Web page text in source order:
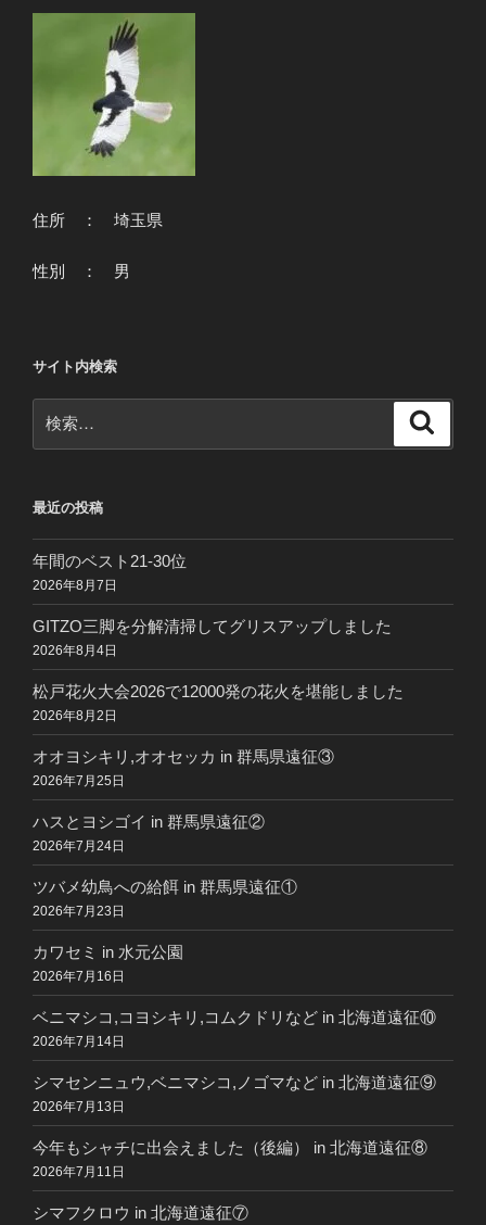
住所 ： 埼玉県
性別 ： 男
サイト内検索
索:
最近の投稿
年間のベスト21-30位
2026年8月7日
GITZO三脚を分解清掃してグリスアップしました
2026年8月4日
松戸花火大会2026で12000発の花火を堪能しました
2026年8月2日
オオヨシキリ,オオセッカ in 群馬県遠征③
2026年7月25日
ハスとヨシゴイ in 群馬県遠征②
2026年7月24日
ツバメ幼鳥への給餌 in 群馬県遠征①
2026年7月23日
カワセミ in 水元公園
2026年7月16日
ベニマシコ,コヨシキリ,コムクドリなど in 北海道遠征⑩
2026年7月14日
シマセンニュウ,ベニマシコ,ノゴマなど in 北海道遠征⑨
2026年7月13日
今年もシャチに出会えました（後編） in 北海道遠征⑧
2026年7月11日
シマフクロウ in 北海道遠征⑦